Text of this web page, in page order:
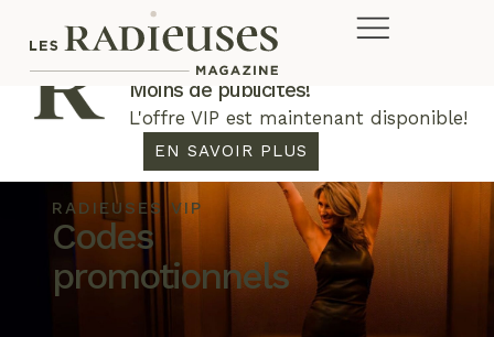
RADIEUSES VIP
Codes
promotionnels
Plus de concours. Plus de rabais.
Moins de publicités!
L'offre VIP est maintenant disponible!
EN SAVOIR PLUS